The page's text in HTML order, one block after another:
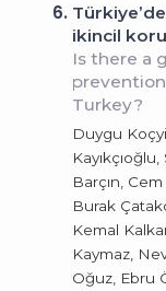
6.
ikincil
Is there a
Turkey?
Duygu
Barçın,
Burak
Kemal
Kaymaz,
Oğuz, Ebru